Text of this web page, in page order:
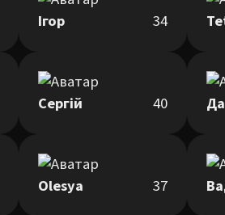
Ігор 34
Сергій 40
Olesya 37